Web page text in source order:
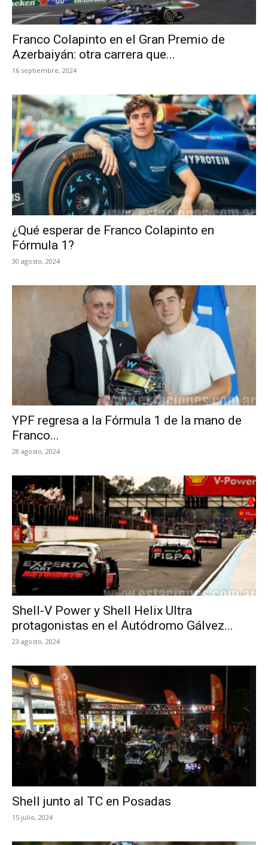
Franco Colapinto en el Gran Premio de
Azerbaiyán: otra carrera que...
16 septiembre, 2024
¿Qué esperar de Franco Colapinto en
Fórmula 1?
30 agosto, 2024
YPF regresa a la Fórmula 1 de la mano de
Franco...
28 agosto, 2024
Shell-V Power y Shell Helix Ultra
protagonistas en el Autódromo Gálvez...
23 agosto, 2024
Shell junto al TC en Posadas
15 julio, 2024